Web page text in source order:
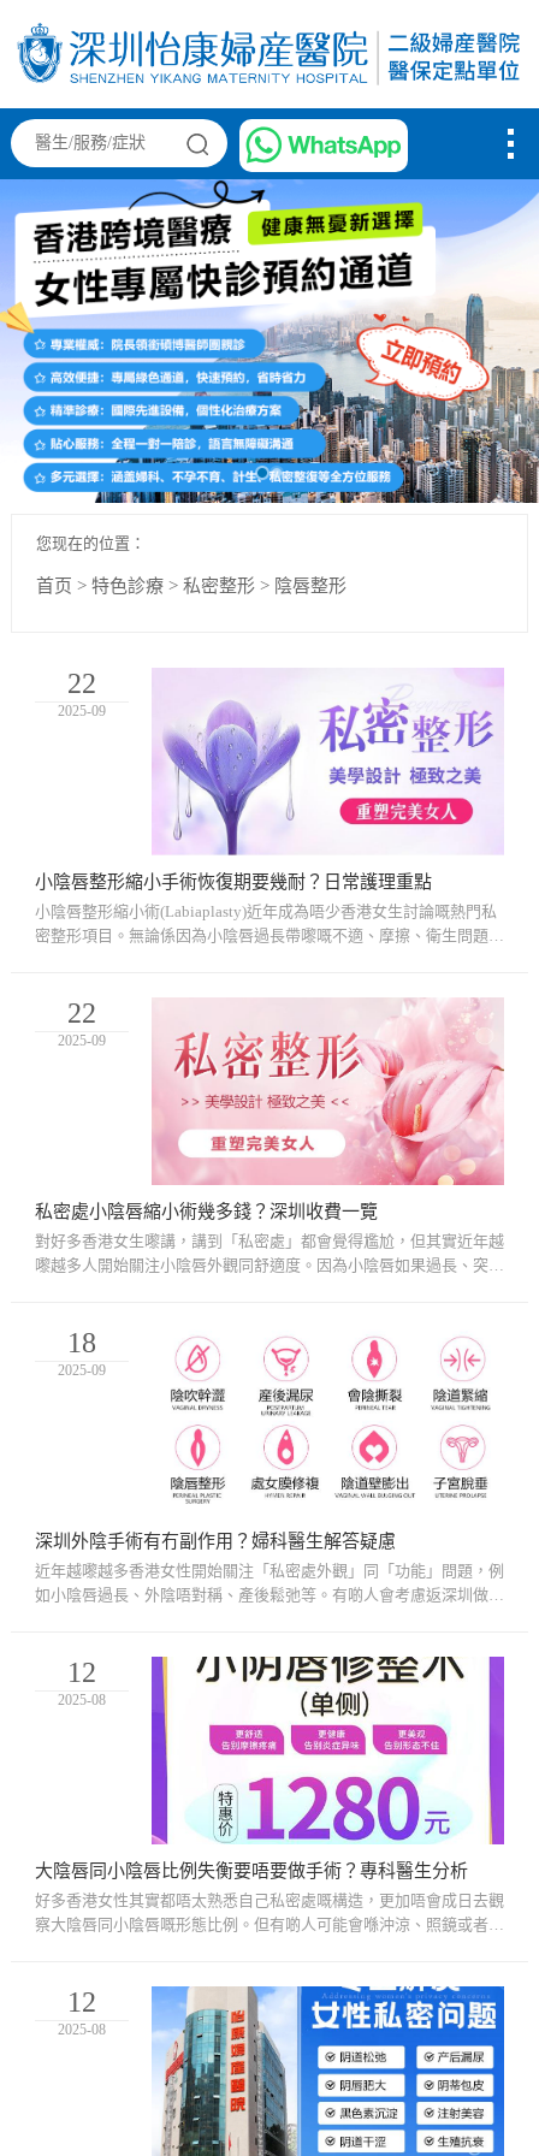
您现在的位置：
首页 > 特色診療> 私密整形> 陰唇整形
22
2025-09
小陰唇整形縮小手術恢復期要幾耐？日常護理重點
小陰唇整形縮小術(Labiaplasty)近年成為唔少香港女生討論嘅熱門私
密整形項目。無論係因為小陰唇過長帶嚟嘅不適、摩擦、衛生問題，
22
2025-09
私密處小陰唇縮小術幾多錢？深圳收費一覽
對好多香港女生嚟講，講到「私密處」都會覺得尷尬，但其實近年越
嚟越多人開始關注小陰唇外觀同舒適度。因為小陰唇如果過長、突出
18
2025-09
深圳外陰手術有冇副作用？婦科醫生解答疑慮
近年越嚟越多香港女性開始關注「私密處外觀」同「功能」問題，例
如小陰唇過長、外陰唔對稱、產後鬆弛等。有啲人會考慮返深圳做外
12
2025-08
大陰唇同小陰唇比例失衡要唔要做手術？專科醫生分析
好多香港女性其實都唔太熟悉自己私密處嘅構造，更加唔會成日去觀
察大陰唇同小陰唇嘅形態比例。但有啲人可能會喺沖涼、照鏡或者性
12
2025-08